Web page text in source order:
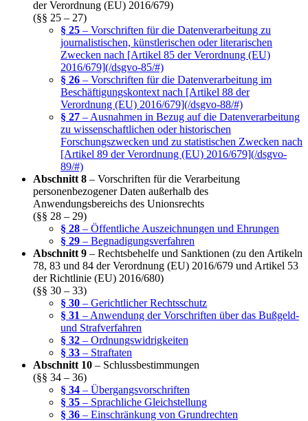
der Verordnung (EU) 2016/679)
(§§ 25 – 27)
§ 25 – Vorschriften für die Datenverarbeitung zu
journalistischen, künstlerischen oder literarischen
Zwecken nach [Artikel 85 der Verordnung (EU)
2016/679](/dsgvo-85/#)
§ 26 – Vorschriften für die Datenverarbeitung im
Beschäftigungskontext nach [Artikel 88 der
Verordnung (EU) 2016/679](/dsgvo-88/#)
§ 27 – Ausnahmen in Bezug auf die Datenverarbeitung
zu wissenschaftlichen oder historischen
Forschungszwecken und zu statistischen Zwecken nach
[Artikel 89 der Verordnung (EU) 2016/679](/dsgvo-
89/#)
Abschnitt 8 – Vorschriften für die Verarbeitung
personenbezogener Daten außerhalb des
Anwendungsbereichs des Unionsrechts
(§§ 28 – 29)
§ 28 – Öffentliche Auszeichnungen und Ehrungen
§ 29 – Begnadigungsverfahren
Abschnitt 9 – Rechtsbehelfe und Sanktionen (zu den Artikeln
78, 83 und 84 der Verordnung (EU) 2016/679 und Artikel 53
der Richtlinie (EU) 2016/680)
(§§ 30 – 33)
§ 30 – Gerichtlicher Rechtsschutz
§ 31 – Anwendung der Vorschriften über das Bußgeld-
und Strafverfahren
§ 32 – Ordnungswidrigkeiten
§ 33 – Straftaten
Abschnitt 10 – Schlussbestimmungen
(§§ 34 – 36)
§ 34 – Übergangsvorschriften
§ 35 – Sprachliche Gleichstellung
§ 36 – Einschränkung von Grundrechten